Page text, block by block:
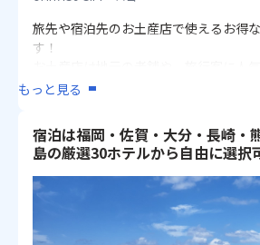
旅先や宿泊先のお土産店で使えるお得
す！
ま！
※その他詳細は「ご案内とご注意」を
もっと見る
宿泊は福岡・佐賀・大分・長崎・
島の厳選30ホテルから自由に選択